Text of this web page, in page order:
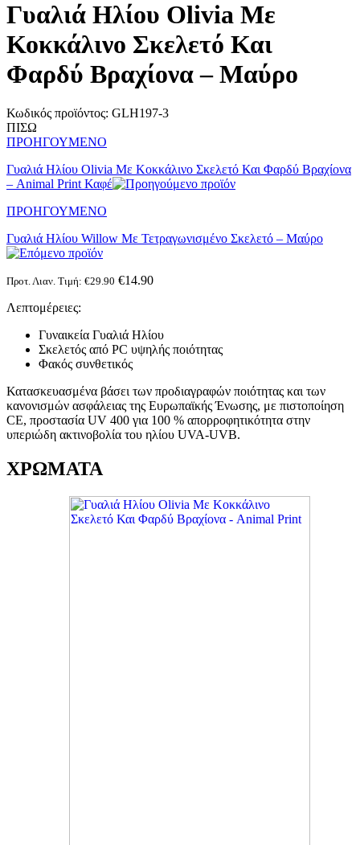
Γυαλιά Ηλίου Olivia Με
Κοκκάλινο Σκελετό Και
Φαρδύ Βραχίονα – Μαύρο
Κωδικός προϊόντος: GLH197-3
ΠΙΣΩ
ΠΡΟΗΓΟΥΜΕΝΟ
Γυαλιά Ηλίου Olivia Με Κοκκάλινο Σκελετό Και Φαρδύ Βραχίονα
– Animal Print Καφέ
ΠΡΟΗΓΟΥΜΕΝΟ
Γυαλιά Ηλίου Willow Με Τετραγωνισμένο Σκελετό – Μαύρο
Προτ. Λιαν. Τιμή: €29.90 €14.90
Λεπτομέρειες:
Γυναικεία Γυαλιά Ηλίου
Σκελετός από PC υψηλής ποιότητας
Φακός συνθετικός
Κατασκευασμένα βάσει των προδιαγραφών ποιότητας και των
κανονισμών ασφάλειας της Ευρωπαϊκής Ένωσης, με πιστοποίηση
CE, προστασία UV 400 για 100 % απορροφητικότητα στην
υπεριώδη ακτινοβολία του ηλίου UVA-UVB.
ΧΡΩΜΑΤΑ